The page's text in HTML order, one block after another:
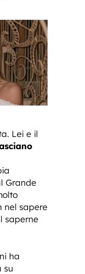
Lei e il
Grande
nel sapere
saperne
ha
su